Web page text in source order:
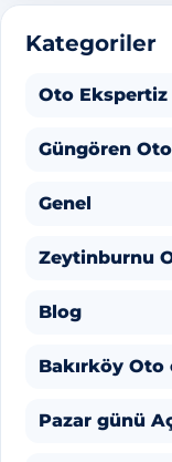
Kategoriler
Oto Ekspertiz
Güngören
Genel
Zeytinburnu
Blog
Bakırköy
Pazar günü